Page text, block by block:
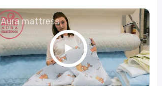
Aura mattress